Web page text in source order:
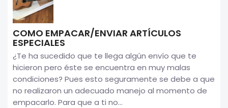
COMO EMPACAR/ENVIAR ARTÍCULOS
ESPECIALES
¿Te ha sucedido que te llega algún envío que te
hicieron pero éste se encuentra en muy malas
condiciones? Pues esto seguramente se debe a que
no realizaron un adecuado manejo al momento de
empacarlo. Para que a ti no...